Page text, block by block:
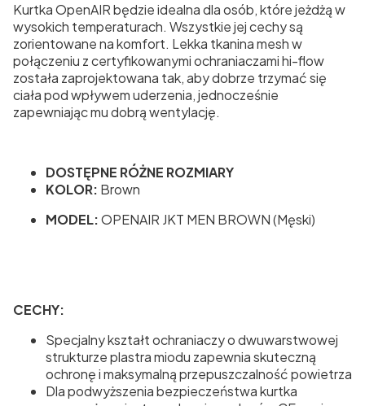
Kurtka OpenAIR będzie idealna dla osób, które jeżdżą w
wysokich temperaturach. Wszystkie jej cechy są
zorientowane na komfort. Lekka tkanina mesh w
połączeniu z certyfikowanymi ochraniaczami hi-flow
została zaprojektowana tak, aby dobrze trzymać się
ciała pod wpływem uderzenia, jednocześnie
zapewniając mu dobrą wentylację.
DOSTĘPNE RÓŻNE ROZMIARY
KOLOR: Brown
MODEL:OPENAIR JKT MEN BROWN (Męski)
CECHY:
Specjalny kształt ochraniaczy o dwuwarstwowej
strukturze plastra miodu zapewnia skuteczną
ochronę i maksymalną przepuszczalność powietrza
Dla podwyższenia bezpieczeństwa kurtka